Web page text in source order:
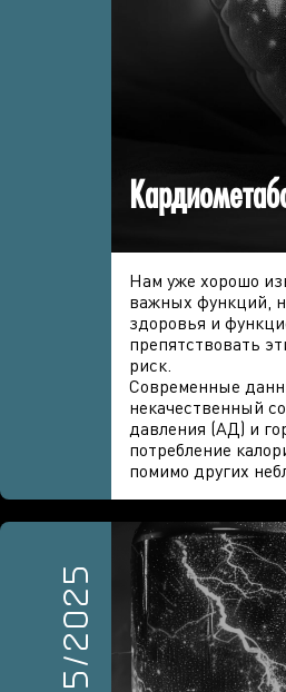
Нам уже хорошо
важных функций,
здоровья и
препятствовать
риск.
Современные
некачественный
давления (АД) и
потребление
помимо других
5/2025